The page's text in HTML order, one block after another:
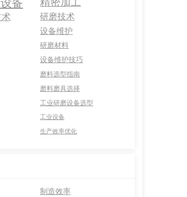
研磨技术
设备维护
研磨材料
设备维护技巧
磨料选型指南
磨料磨具选择
工业研磨设备选型
工业设备
生产效率优化
制造效率